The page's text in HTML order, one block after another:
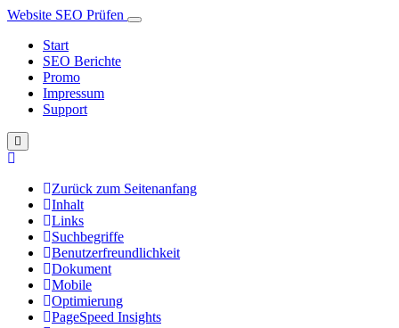
Website SEO Prüfen
Start
SEO Berichte
Promo
Impressum
Support
Zurück zum Seitenanfang
Inhalt
Links
Suchbegriffe
Benutzerfreundlichkeit
Dokument
Mobile
Optimierung
PageSpeed Insights